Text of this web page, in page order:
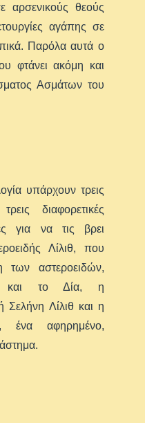
αρσενικούς θεούς
αγάπης σε
Παρόλα αυτά ο
φτάνει ακόμη και
Ασμάτων του
υπάρχουν τρεις
διαφορετικές
για να τις βρει
Λίλιθ, που
των αστεροειδών,
και το Δία, η
Σελήνη Λίλιθ και η
ένα αφηρημένο,